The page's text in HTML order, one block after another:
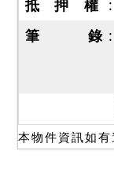
抵 押 權
筆 錄
本物件資訊如有